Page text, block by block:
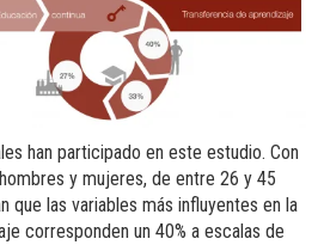
han participado en este estudio. Con
y mujeres, de entre 26 y 45
que las variables más influyentes en la
corresponden un 40% a escalas de